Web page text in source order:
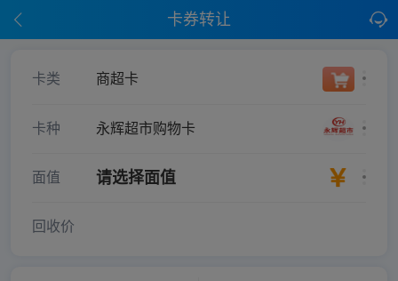
卡券转让
卡类 商超卡
卡种 永辉超市购物卡
面值 请选择面值
回收价